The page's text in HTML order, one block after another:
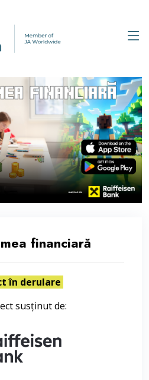
financiară
în derulare
susținut de: